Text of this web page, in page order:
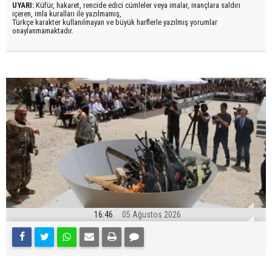
UYARI: Küfür, hakaret, rencide edici cümleler veya imalar, inançlara saldırı
içeren, imla kuralları ile yazılmamış,
Türkçe karakter kullanılmayan ve büyük harflerle yazılmış yorumlar
onaylanmamaktadır.
16:46 05 Ağustos 2026